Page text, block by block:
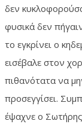
δεν
φυσικά δεν
το εγκρίνει ο
εισέβαλε στον
πιθανότατα να
προσεγγίσει.
έψαχνε ο Σωτήρης